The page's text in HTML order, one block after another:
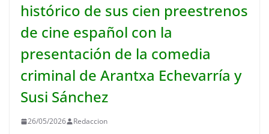
histórico de sus cien preestrenos
de cine español con la
presentación de la comedia
criminal de Arantxa Echevarría y
Susi Sánchez
26/05/2026 Redaccion